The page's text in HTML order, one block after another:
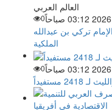
العالم العربي
0
تركي بن عبدالله
الملكية
0
مستفيداً